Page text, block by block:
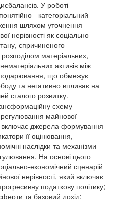
У роботі
- категоріальний
шляхом уточнення
нерівності як соціально-
спричиненого
матеріальних,
активів між
що обмежує
та негативно впливає на
сталого розвитку.
схему
майнової
включає джерела формування
її оцінювання,
наслідки та механізми
На основі цього
економічний сценарій
нерівності, який включає
податкову політику;
та базовий дохід;